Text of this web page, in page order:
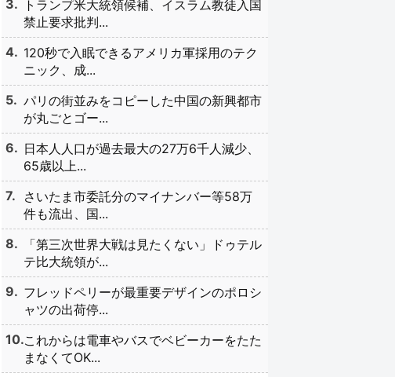
トランプ米大統領候補、イスラム教徒入国
禁止要求批判...
120秒で入眠できるアメリカ軍採用のテク
ニック、成...
パリの街並みをコピーした中国の新興都市
が丸ごとゴー...
日本人人口が過去最大の27万6千人減少、
65歳以上...
さいたま市委託分のマイナンバー等58万
件も流出、国...
「第三次世界大戦は見たくない」ドゥテル
テ比大統領が...
フレッドペリーが最重要デザインのポロシ
ャツの出荷停...
これからは電車やバスでベビーカーをたた
まなくてOK...